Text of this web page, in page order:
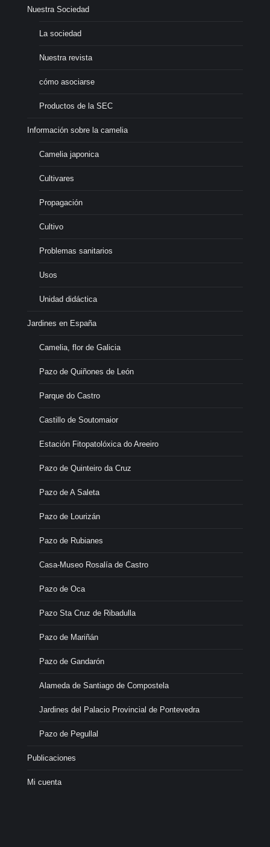
Nuestra Sociedad
La sociedad
Nuestra revista
cómo asociarse
Productos de la SEC
Información sobre la camelia
Camelia japonica
Cultivares
Propagación
Cultivo
Problemas sanitarios
Usos
Unidad didáctica
Jardines en España
Camelia, flor de Galicia
Pazo de Quiñones de León
Parque do Castro
Castillo de Soutomaior
Estación Fitopatolóxica do Areeiro
Pazo de Quinteiro da Cruz
Pazo de A Saleta
Pazo de Lourizán
Pazo de Rubianes
Casa-Museo Rosalía de Castro
Pazo de Oca
Pazo Sta Cruz de Ribadulla
Pazo de Mariñán
Pazo de Gandarón
Alameda de Santiago de Compostela
Jardines del Palacio Provincial de Pontevedra
Pazo de Pegullal
Publicaciones
Mi cuenta